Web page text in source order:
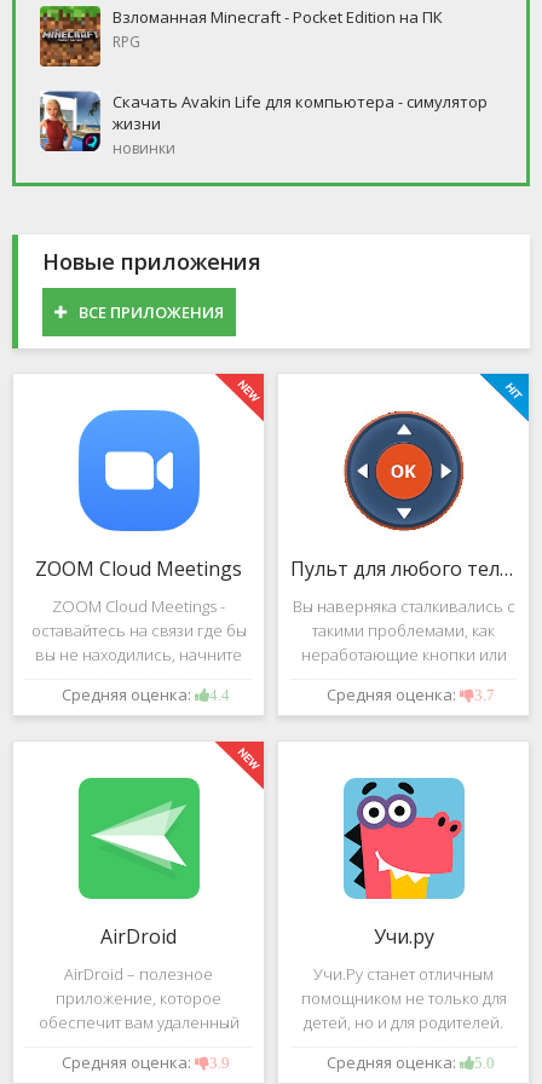
Взломанная Minecraft - Pocket Edition на ПК
RPG
Скачать Avakin Life для компьютера - симулятор
жизни
новинки
Новые приложения
ВСЕ ПРИЛОЖЕНИЯ
ZOOM Cloud Meetings
ZOOM Cloud Meetings -
оставайтесь на связи где бы
вы не находились, начните
свою или присоединитесь к
видеоконференции с
высококачественным
изображением. Столь
Средняя оценка: 4.4
Пульт для любого телевизора
Вы наверняка сталкивались с
такими проблемами, как
неработающие кнопки или
разряженные батарейки на
вашем пульте от
с помощью приложения
"Пульт для
Средняя оценка: 3.7
AirDroid
AirDroid – полезное
приложение, которое
обеспечит вам удаленный
доступ к вашему смартфону
или планшету при помощи
Средняя оценка: 3.9
Учи.ру
Учи.Ру станет отличным
помощником не только для
детей, но и для родителей.
Это приложение заточено
под изучение различного
Средняя оценка: 5.0